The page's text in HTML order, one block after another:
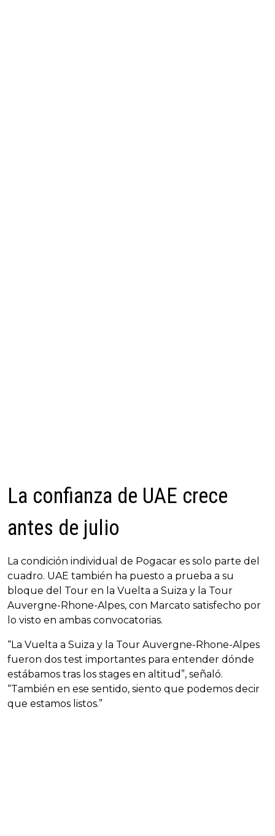
La confianza de UAE crece
antes de julio
La condición individual de Pogacar es solo parte del
cuadro. UAE también ha puesto a prueba a su
bloque del Tour en la Vuelta a Suiza y la Tour
Auvergne-Rhone-Alpes, con Marcato satisfecho por
lo visto en ambas convocatorias.
“La Vuelta a Suiza y la Tour Auvergne-Rhone-Alpes
fueron dos test importantes para entender dónde
estábamos tras los stages en altitud”, señaló.
“También en ese sentido, siento que podemos decir
que estamos listos.”